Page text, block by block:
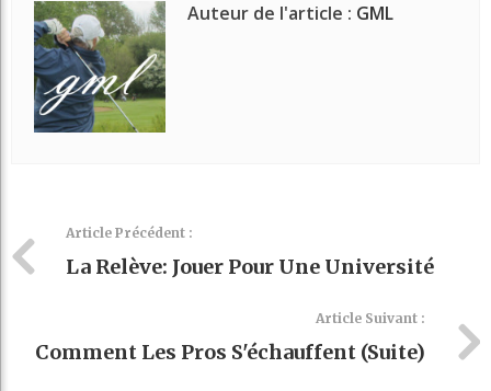
Auteur de l'article : GML
Article Précédent :
La Relève: Jouer Pour Une Université
Article Suivant :
Comment Les Pros S'échauffent (suite)